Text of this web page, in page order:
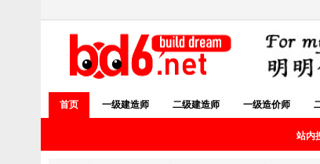
首页 一级建造师 二级建造师 一级造价师
站内